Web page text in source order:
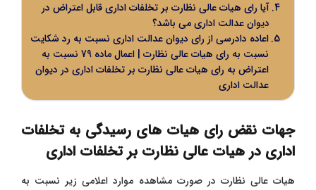
آیا رای هیات عالی نظارت بر تخلفات اداری قابل اعتراض در
دیوان عدالت اداری می باشد؟
اعاده دادرسی از رای دیوان عدالت اداری نسبت به رد شکایت
نسبت به رای هیات عالی نظارت | اعمال ماده 79 نسبت به
اعتراض به رای هیات عالی نظارت بر تخلفات اداری در دیوان
عدالت اداری
جهات نقض رای هیات های رسیدگی به تخلفات
اداری در هیات عالی نظارت بر تخلفات اداری
هیات عالی نظارت در صورت مشاهده موارد اعلامی زیر نسبت به